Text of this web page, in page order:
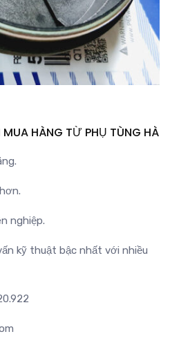
HÀNG TỪ PHỤ TÙNG HÀ
nghiệp.
kỹ thuật bậc nhất với nhiều